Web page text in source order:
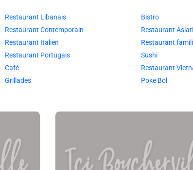
Restaurant Libanais Bistro
Restaurant Contemporain Restaurant
Restaurant Italien Restaurant
Restaurant Portugais Sushi
Café Restaurant
Grillades Poke Bol